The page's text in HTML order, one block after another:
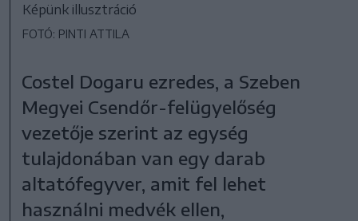
Képünk illusztráció
FOTÓ: PINTI ATTILA
Costel Dogaru ezredes, a Szeben
Megyei Csendőr-felügyelőség
vezetője szerint az egység
tulajdonában van egy darab
altatófegyver, amit fel lehet
használni medvék ellen,